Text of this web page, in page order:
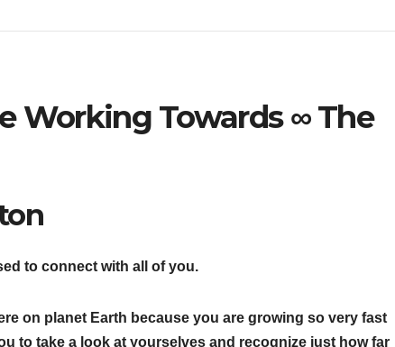
Working Towards ∞ The
to connect with all of you.
on planet Earth because you are growing so very fast
to take a look at yourselves and recognize just how far